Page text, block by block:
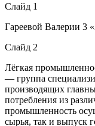
Слайд 1
Гареевой Валерии 3
Слайд 2
Лёгкая
— группа
производящих
потребления из
промышленность
сырья, так и выпуск